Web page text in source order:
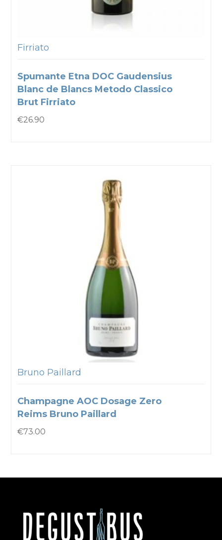
Firriato
Spumante Etna DOC Gaudensius
Blanc de Blancs Metodo Classico
Brut Firriato
€26.90
Bruno Paillard
Champagne AOC Dosage Zero
Reims Bruno Paillard
€73.00